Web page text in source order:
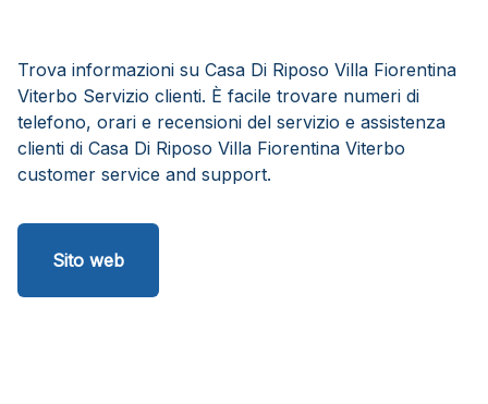
Trova informazioni su Casa Di Riposo Villa Fiorentina
Viterbo Servizio clienti. È facile trovare numeri di
telefono, orari e recensioni del servizio e assistenza
clienti di Casa Di Riposo Villa Fiorentina Viterbo
customer service and support.
Sito web